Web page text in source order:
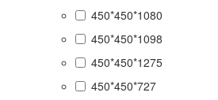
450*450*1080
450*450*1098
450*450*1275
450*450*727